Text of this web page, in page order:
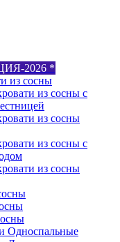
2026 *
из сосны
из сосны с
из сосны
из сосны с
из сосны
Односпальные